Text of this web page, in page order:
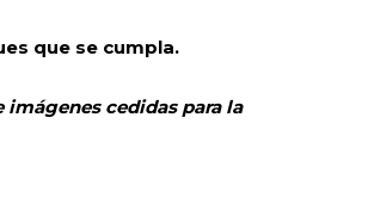
que se cumpla.
imágenes cedidas para la